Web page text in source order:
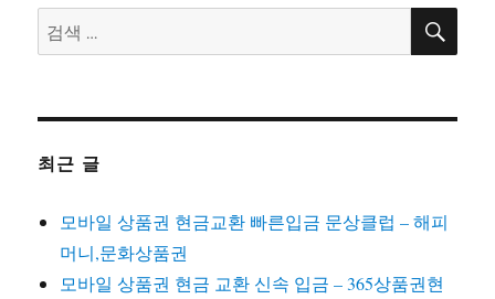
검
색:
검
최근 글
모바일 상품권 현금교환 빠른입금 문상클럽 – 해피
머니,문화상품권
모바일 상품권 현금 교환 신속 입금 – 365상품권현